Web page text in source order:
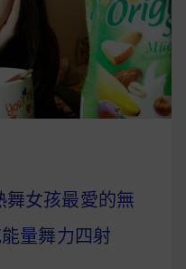
夜更美味的燕麥粥
舞女孩最愛的無
量舞力四射